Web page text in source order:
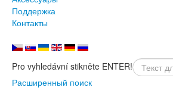
Поддержка
Контакты
Pro vyhledávní stikněte ENTER!
Расширенный поиск